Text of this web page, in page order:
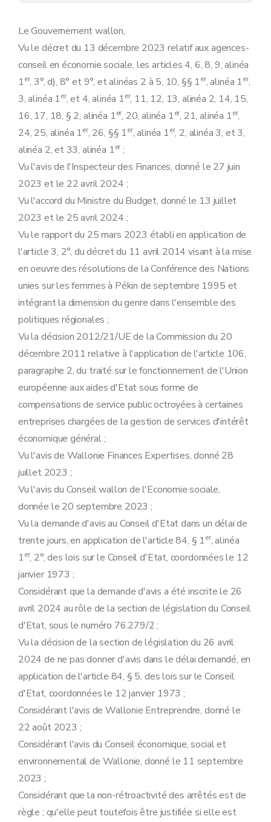
Art. 17
Art. 19
Chapitre 5 Evaluation
Art. 21
Art. 22
Art. 24
Chapitre 6 Accompagnement des entreprises
Chapitre 7 Suspension et retrait de l'agrément
Art. 26
Art. 27
Art. 28
Art. 29
Chapitre 8
Suspension, retrait et remboursement de la subvention
Art. 30
Art. 31
Chapitre 9
Partenariat
Art. 32
Chapitre 10 W.ALTER
Art. 33
Art. 34
Chapitre 11 Incubateur wallon spécialisé en économie sociale
Art. 35
Chapitre 12 Dispositions transitoires et finales
Art. 36
Art. 37
Le Gouvernement wallon,
Vu le décret du 13 décembre 2023 relatif aux agences-
conseil en économie sociale, les articles 4, 6, 8, 9, alinéa
1er, 3°, d), 8° et 9°, et alinéas 2 à 5, 10, §§ 1er, alinéa 1er,
3, alinéa 1er, et 4, alinéa 1er, 11, 12, 13, alinéa 2, 14, 15,
16, 17, 18, § 2, alinéa 1er, 20, alinéa 1er, 21, alinéa 1er,
24, 25, alinéa 1er, 26, §§ 1er, alinéa 1er, 2, alinéa 3, et 3,
alinéa 2, et 33, alinéa 1er ;
Vu l'avis de l'Inspecteur des Finances, donné le 27 juin
2023 et le 22 avril 2024 ;
Vu l'accord du Ministre du Budget, donné le 13 juillet
2023 et le 25 avril 2024 ;
Vu le rapport du 25 mars 2023 établi en application de
l'article 3, 2°, du décret du 11 avril 2014 visant à la mise
en oeuvre des résolutions de la Conférence des Nations
unies sur les femmes à Pékin de septembre 1995 et
intégrant la dimension du genre dans l'ensemble des
politiques régionales ;
Vu la décision 2012/21/UE de la Commission du 20
décembre 2011 relative à l'application de l'article 106,
paragraphe 2, du traité sur le fonctionnement de l'Union
européenne aux aides d'Etat sous forme de
compensations de service public octroyées à certaines
entreprises chargées de la gestion de services d'intérêt
économique général ;
Vu l'avis de Wallonie Finances Expertises, donné 28
juillet 2023 ;
Vu l'avis du Conseil wallon de l'Economie sociale,
donnée le 20 septembre 2023 ;
Vu la demande d'avis au Conseil d'Etat dans un délai de
trente jours, en application de l'article 84, § 1er, alinéa
1er, 2°, des lois sur le Conseil d'Etat, coordonnées le 12
janvier 1973 ;
Considérant que la demande d'avis a été inscrite le 26
avril 2024 au rôle de la section de législation du Conseil
d'Etat, sous le numéro 76.279/2 ;
Vu la décision de la section de législation du 26 avril
2024 de ne pas donner d'avis dans le délai demandé, en
application de l'article 84, § 5, des lois sur le Conseil
d'Etat, coordonnées le 12 janvier 1973 ;
Considérant l'avis de Wallonie Entreprendre, donné le
22 août 2023 ;
Considérant l'avis du Conseil économique, social et
environnemental de Wallonie, donné le 11 septembre
2023 ;
Considérant que la non-rétroactivité des arrêtés est de
règle ; qu'elle peut toutefois être justifiée si elle est